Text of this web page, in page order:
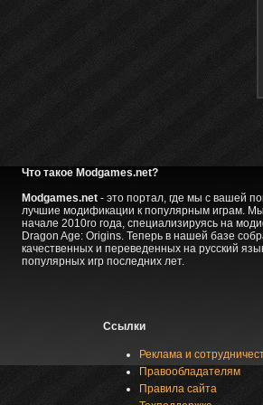
Что такое Modgames.net?
Modgames.net- это портал, где мы с вашей
лучшие модификации к популярным играм. Мы
начале 2010го года, специализируясь на
Dragon Age: Origins. Теперь в нашей базе
качественных и переведенных на русский
популярных игр последних лет.
Ссылки
Реклама и
Правообладателям
Правила сайта